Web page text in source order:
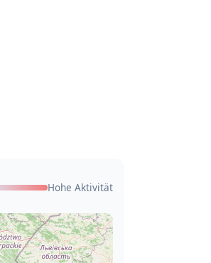
Hohe Aktivität